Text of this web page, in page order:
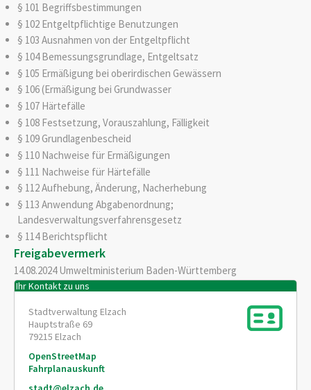
§ 101 Begriffsbestimmungen
§ 102 Entgeltpflichtige Benutzungen
§ 103 Ausnahmen von der Entgeltpflicht
§ 104 Bemessungsgrundlage, Entgeltsatz
§ 105 Ermäßigung bei oberirdischen Gewässern
§ 106 (Ermäßigung bei Grundwasser
§ 107 Härtefälle
§ 108 Festsetzung, Vorauszahlung, Fälligkeit
§ 109 Grundlagenbescheid
§ 110 Nachweise für Ermäßigungen
§ 111 Nachweise für Härtefälle
§ 112 Aufhebung, Änderung, Nacherhebung
§ 113 Anwendung Abgabenordnung;
Landesverwaltungsverfahrensgesetz
§ 114 Berichtspflicht
Freigabevermerk
14.08.2024 Umweltministerium Baden-Württemberg
Ihr Kontakt zu uns
Stadtverwaltung Elzach
Hauptstraße 69
79215 Elzach
OpenStreetMap
Fahrplanauskunft